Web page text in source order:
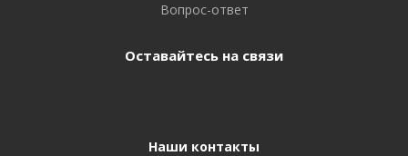
Вопрос-ответ
Оставайтесь на связи
Наши контакты